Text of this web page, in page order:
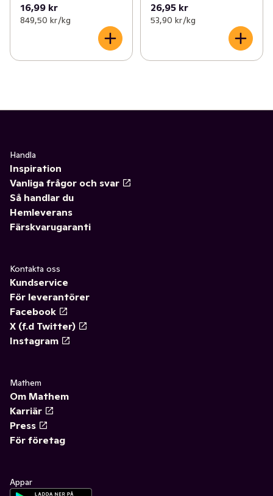
16,99 kr
849,50 kr /kg
26,95 kr
53,90 kr /kg
Handla
Inspiration
Vanliga frågor och svar
Så handlar du
Hemleverans
Färskvarugaranti
Kontakta oss
Kundservice
För leverantörer
Facebook
X (f.d Twitter)
Instagram
Mathem
Om Mathem
Karriär
Press
För företag
Appar